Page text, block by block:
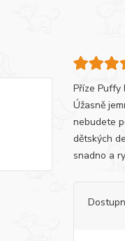
Příze
Úžasně
nebudete
dětských
snadno a